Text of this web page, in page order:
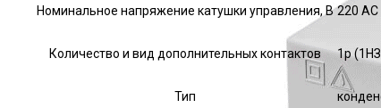
Номинальное напряжение катушки управления, В 220 AC
Количество и вид дополнительных контактов 1р
Тип